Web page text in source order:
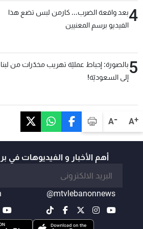
A+
A-
4بعد واقعة الضرب... كارمن لبس تضع هذا
الفيديو برسم المعنيين
5بالصورة: إحباط عمليّة تهريب مخدّرات من
إلى السعوديّة!
أهم الأخبار و الفيديوهات في
@mtvlebanonnews